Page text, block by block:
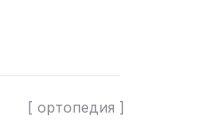
[ ортопедия ]